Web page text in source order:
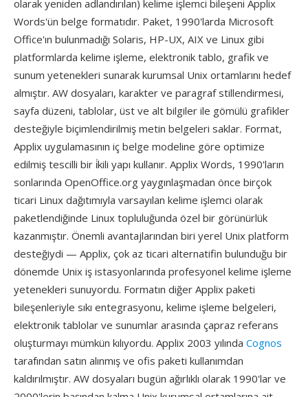
olarak yeniden adlandırılan) kelime işlemci bileşeni Applix
Words'ün belge formatıdır. Paket, 1990'larda Microsoft
Office'ın bulunmadığı Solaris, HP-UX, AIX ve Linux gibi
platformlarda kelime işleme, elektronik tablo, grafik ve
sunum yetenekleri sunarak kurumsal Unix ortamlarını hedef
almıştır. AW dosyaları, karakter ve paragraf stillendirmesi,
sayfa düzeni, tablolar, üst ve alt bilgiler ile gömülü grafikler
desteğiyle biçimlendirilmiş metin belgeleri saklar. Format,
Applix uygulamasının iç belge modeline göre optimize
edilmiş tescilli bir i̇kili yapı kullanır. Applix Words, 1990'ların
sonlarında OpenOffice.org yaygınlaşmadan önce birçok
ticari Linux dağıtımıyla varsayılan kelime işlemci olarak
paketlendiğinde Linux topluluğunda özel bir görünürlük
kazanmıştır. Önemli avantajlarından biri yerel Unix platform
desteğiydi — Applix, çok az ticari alternatifin bulunduğu bir
dönemde Unix iş istasyonlarında profesyonel kelime işleme
yetenekleri sunuyordu. Formatın diğer Applix paketi
bileşenleriyle sıkı entegrasyonu, kelime işleme belgeleri,
elektronik tablolar ve sunumlar arasında çapraz referans
oluşturmayı mümkün kılıyordu. Applix 2003 yılında Cognos
tarafından satın alınmış ve ofis paketi kullanımdan
kaldırılmıştır. AW dosyaları bugün ağırlıklı olarak 1990'lar ve